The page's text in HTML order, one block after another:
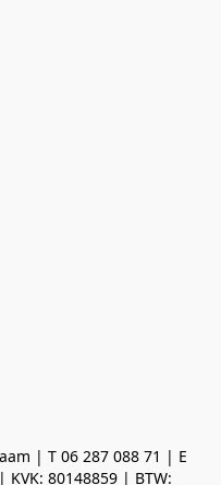
| T 06 287 088 71 | E
80148859 | BTW: